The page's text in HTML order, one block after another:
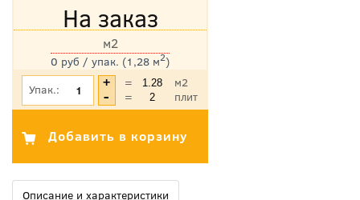
На заказ
0 руб / упак. (1,28 м2)
м2
*Цена указана с учетом НДС
Упак.: =
м2
=
плит
Описание и характеристики